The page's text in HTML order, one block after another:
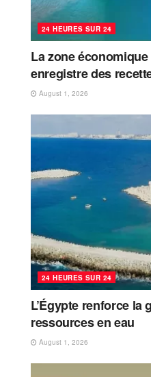
24 HEURES SUR 24
La zone
enregistre des
August 1, 2026
24 HEURES SUR 24
L’Égypte renforce la
ressources en eau
August 1, 2026